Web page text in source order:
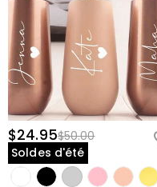
$24.95$50.00
Soldes d'été